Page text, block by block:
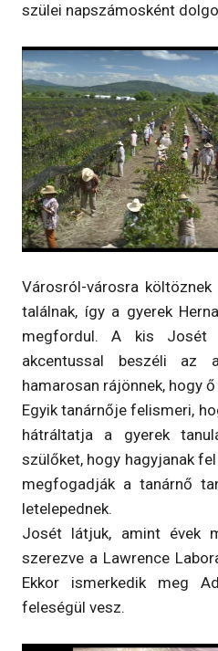
szülei napszámosként
Városról-városra
találnak, így a gyerek
megfordul. A kis Josét
akcentussal beszéli az
hamarosan rájönnek, hogy
Egyik tanárnője felismeri,
hátráltatja a gyerek
szülőket, hogy hagyjanak
megfogadják a tanárnő
letelepednek.
Josét látjuk, amint évek
szerezve a Lawrence
Ekkor ismerkedik meg
feleségül vesz.